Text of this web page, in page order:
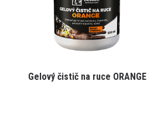
Gelový čistič na ruce ORANGE